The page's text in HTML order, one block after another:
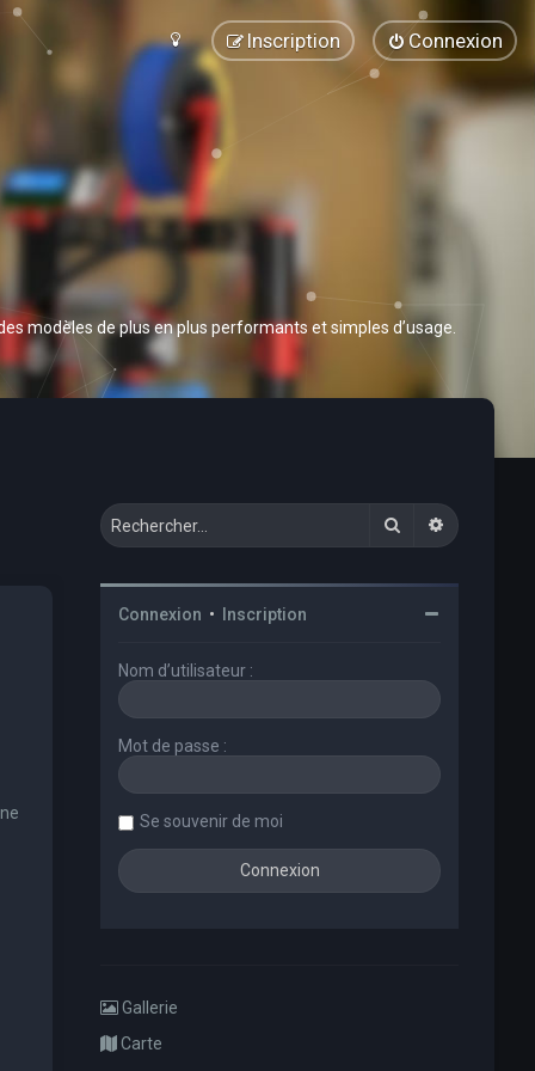
Connexion
Inscription
modèles de plus en plus performants et simples d’usage.
Rechercher
Connexion • Inscription
Nom d’utilisateur :
Mot de passe :
Se souvenir de moi
Gallerie
Carte